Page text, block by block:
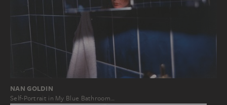
NAN GOLDIN
Self-Portrait in My Blue Bathroom…